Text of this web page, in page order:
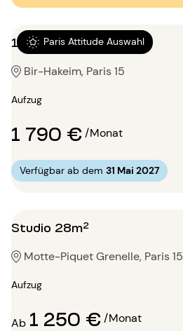
Paris Attitude Auswahl
1 Zimmer 41m²
Bir-Hakeim, Paris 15
Aufzug
1 790 €/Monat
Verfügbar ab dem 31 Mai 2027
Studio 28m²
Motte-Piquet Grenelle, Paris 15
Aufzug
Ab 1 250 €/Monat